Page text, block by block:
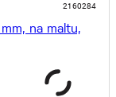
2160284
na maltu,